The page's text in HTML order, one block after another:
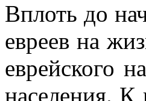
Вплоть до
евреев на
еврейского
населения. К